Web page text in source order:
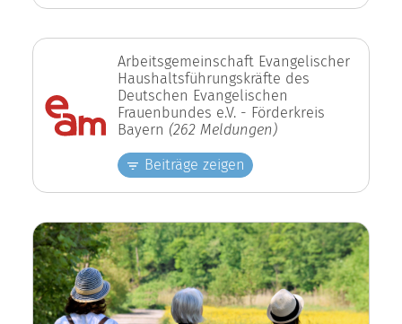
Arbeitsgemeinschaft Evangelischer
Haushaltsführungskräfte des
Deutschen Evangelischen
Frauenbundes e.V. - Förderkreis
Bayern (262 Meldungen)
Beiträge zeigen